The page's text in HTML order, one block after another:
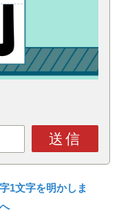
送信
1文字を明かしま